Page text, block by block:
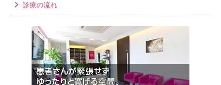
診療の流れ